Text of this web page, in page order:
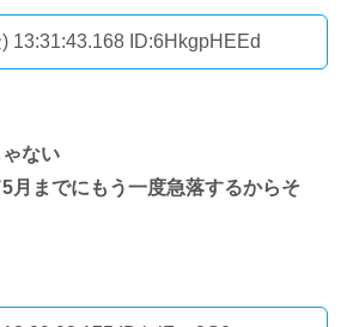
13:31:43.168 ID:6HkgpHEEd
ない
月までにもう一度急落するからそ